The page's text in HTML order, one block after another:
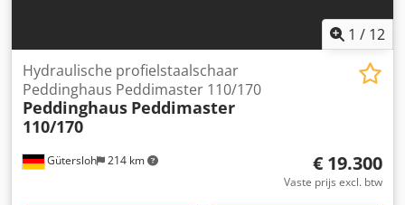
1 / 12
Gütersloh 214 km
Hydraulische profielstaalschaar
Peddinghaus Peddimaster 110/170
Peddinghaus Peddimaster
110/170
€ 19.300
Vaste prijs excl. btw